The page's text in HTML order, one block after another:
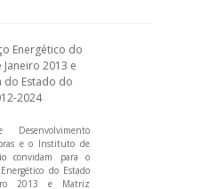
Energético do
2013 e
do Estado do
2024
e o Instituto de
convidam para o
do Estado
2013 e Matriz